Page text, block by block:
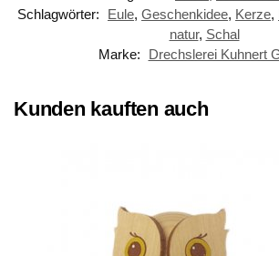
Schlagwörter:
Eule, Geschenkidee, Kerze,
natur, Schal
Marke:
Drechslerei Kuhnert
Kunden kauften auch